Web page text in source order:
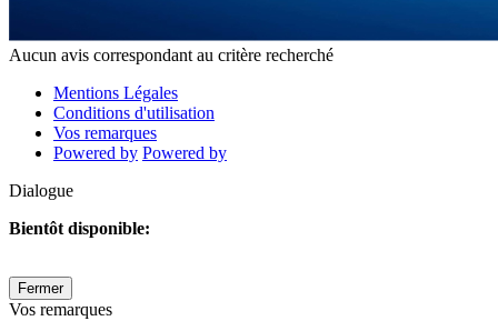
Aucun avis correspondant au critère recherché
Mentions Légales
Conditions d'utilisation
Vos remarques
Powered by Powered by
Dialogue
Bientôt disponible:
Fermer
Vos remarques